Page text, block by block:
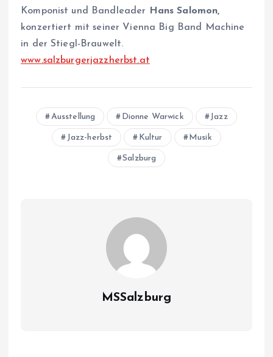
Komponist und Bandleader
Hans Salomon,
konzertiert mit seiner Vienna Big Band Machine
in der Stiegl-Brauwelt.
www.salzburgerjazzherbst.at
Ausstellung Dionne Warwick Jazz
Jazz-herbst Kultur Musik
Salzburg
MSSalzburg